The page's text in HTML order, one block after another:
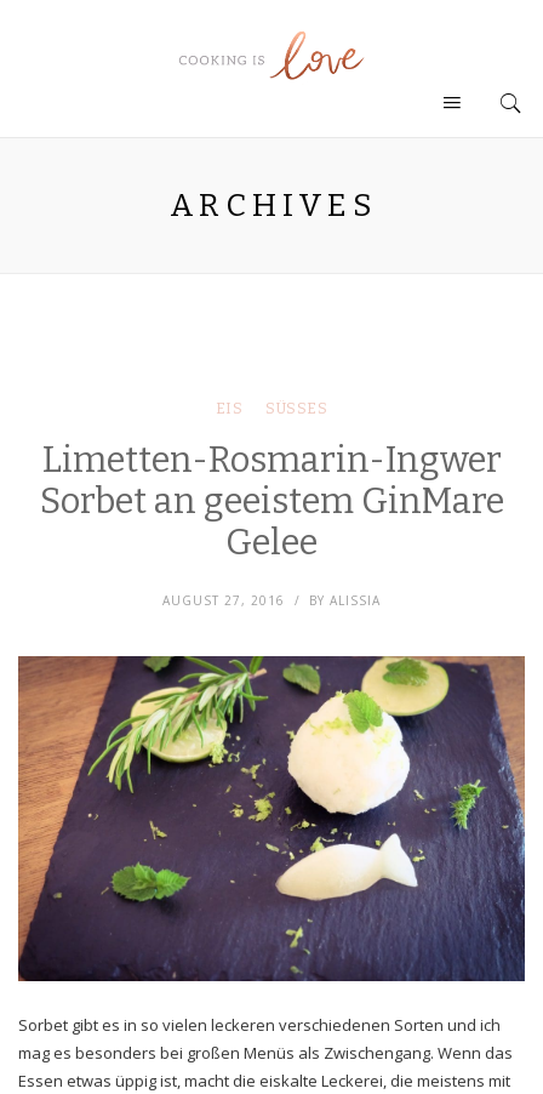
ARCHIVES
EIS SÜSSES
Limetten-Rosmarin-Ingwer
Sorbet an geeistem GinMare
Gelee
AUGUST 27, 2016 BY ALISSIA
Sorbet gibt es in so vielen leckeren verschiedenen Sorten und ich
mag es besonders bei großen Menüs als Zwischengang. Wenn das
Essen etwas üppig ist, macht die eiskalte Leckerei, die meistens mit